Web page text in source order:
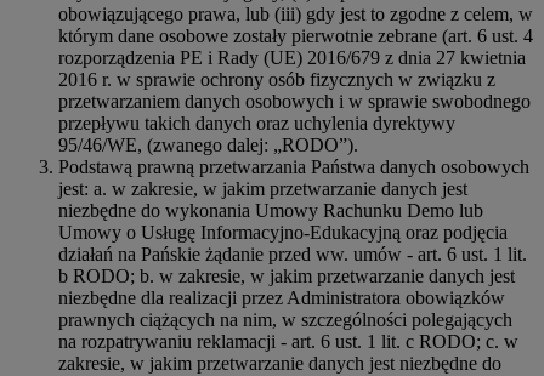
obowiązującego prawa, lub (iii) gdy jest to zgodne z celem, w
którym dane osobowe zostały pierwotnie zebrane (art. 6 ust. 4
rozporządzenia PE i Rady (UE) 2016/679 z dnia 27 kwietnia
2016 r. w sprawie ochrony osób fizycznych w związku z
przetwarzaniem danych osobowych i w sprawie swobodnego
przepływu takich danych oraz uchylenia dyrektywy
95/46/WE, (zwanego dalej: „RODO”).
Podstawą prawną przetwarzania Państwa danych osobowych
jest: a. w zakresie, w jakim przetwarzanie danych jest
niezbędne do wykonania Umowy Rachunku Demo lub
Umowy o Usługę Informacyjno-Edukacyjną oraz podjęcia
działań na Pańskie żądanie przed ww. umów - art. 6 ust. 1 lit.
b RODO; b. w zakresie, w jakim przetwarzanie danych jest
niezbędne dla realizacji przez Administratora obowiązków
prawnych ciążących na nim, w szczególności polegających
na rozpatrywaniu reklamacji - art. 6 ust. 1 lit. c RODO; c. w
zakresie, w jakim przetwarzanie danych jest niezbędne do